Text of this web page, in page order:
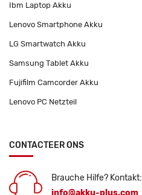
Ibm Laptop Akku
Lenovo Smartphone Akku
LG Smartwatch Akku
Samsung Tablet Akku
Fujifilm Camcorder Akku
Lenovo PC Netzteil
CONTACTEER ONS
Brauche Hilfe? Kontakt: